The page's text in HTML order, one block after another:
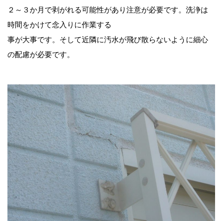
２～３か月で剥がれる可能性があり注意が必要です。洗浄は
時間をかけて念入りに作業する
事が大事です。そして近隣に汚水が飛び散らないように細心
の配慮が必要です。